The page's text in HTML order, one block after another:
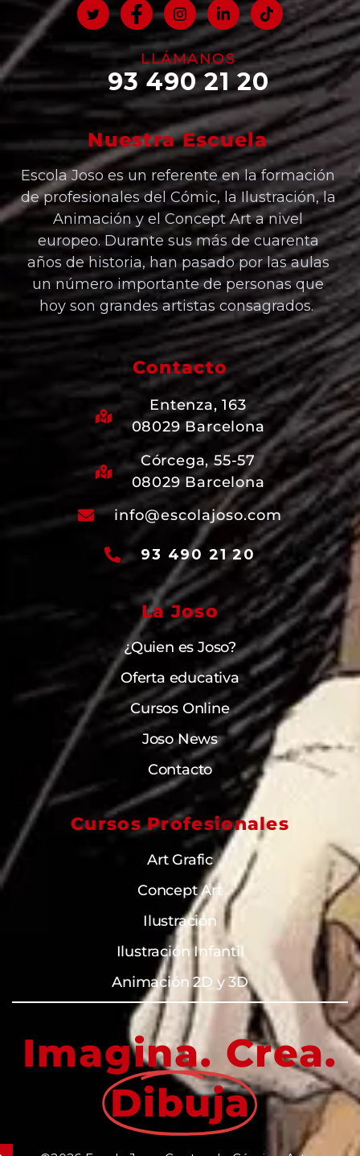
LLÁMANOS
93 490 21 20
Nuestra Escuela
Escola Joso es un referente en la formación
de profesionales del Cómic, la Ilustración, la
Animación y el Concept Art a nivel
europeo. Durante sus más de cuarenta
años de historia, han pasado por las aulas
un número importante de personas que
hoy son grandes artistas consagrados.
Contacto
Entenza, 163
08029 Barcelona
Córcega, 55-57
08029 Barcelona
info@escolajoso.com
93 490 21 20
La Joso
¿Quien es Joso?
Oferta educativa
Cursos Online
Joso News
Contacto
Cursos Profesionales
Art Grafic
Concept Art
Ilustración
Ilustración Infantil
Animación 2D y 3D
Imagina. Crea.
Dibuja